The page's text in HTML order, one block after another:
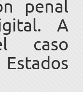
penal
A
caso